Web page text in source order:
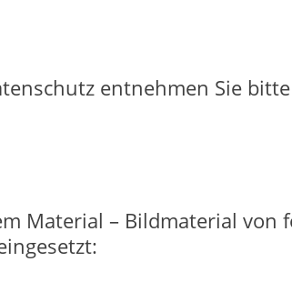
entnehmen Sie
Material – Bildmaterial